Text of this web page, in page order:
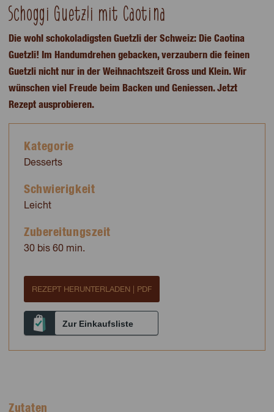
Schoggi Guetzli mit Caotina
Die wohl schokoladigsten Guetzli der Schweiz: Die Caotina
Guetzli! Im Handumdrehen gebacken, verzaubern die feinen
Guetzli nicht nur in der Weihnachtszeit Gross und Klein. Wir
wünschen viel Freude beim Backen und Geniessen. Jetzt
Rezept ausprobieren.
Kategorie
Desserts
Schwierigkeit
Leicht
Zubereitungszeit
30 bis 60 min.
REZEPT HERUNTERLADEN | PDF
Zur Einkaufsliste
Zutaten